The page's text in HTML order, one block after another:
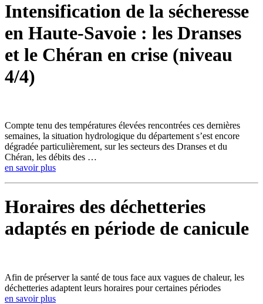
Intensification de la sécheresse
en Haute-Savoie : les Dranses
et le Chéran en crise (niveau
4/4)
Compte tenu des températures élevées rencontrées ces dernières
semaines, la situation hydrologique du département s’est encore
dégradée particulièrement, sur les secteurs des Dranses et du
Chéran, les débits des …
en savoir plus
Horaires des déchetteries
adaptés en période de canicule
Afin de préserver la santé de tous face aux vagues de chaleur, les
déchetteries adaptent leurs horaires pour certaines périodes
en savoir plus